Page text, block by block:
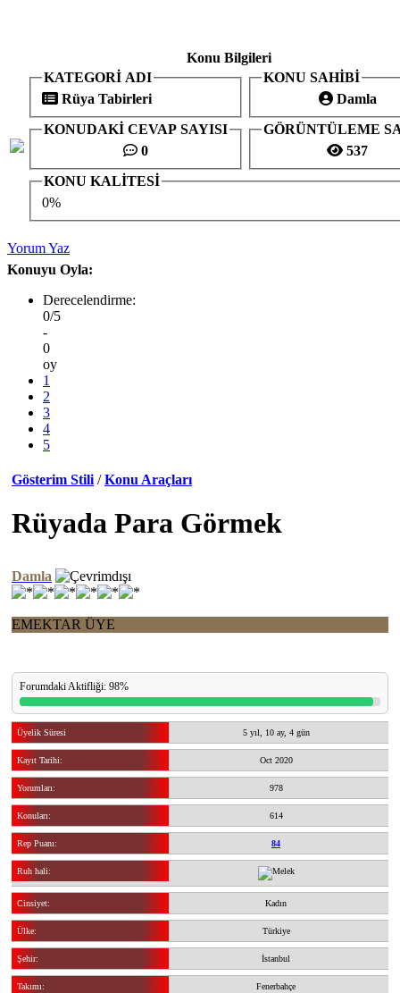
Konu Bilgileri
KATEGORİ ADI
Rüya Tabirleri
KONU SAHİBİ
Damla
KONUDAKİ CEVAP SAYISI
0
GÖRÜNTÜLEME
537
KONU KALİTESİ
0%
Yorum Yaz
Konuyu Oyla:
Derecelendirme:
0/5
-
0
oy
1
2
3
4
5
Gösterim Stili / Konu Araçları
Rüyada Para Görmek
Damla
EMEKTAR ÜYE
Forumdaki Aktifliği: 98%
Üyelik Süresi 5 yıl, 10 ay, 4 gün
Kayıt Tarihi: Oct 2020
Yorumları: 978
Konuları: 614
Rep Puanı: 84
Ruh hali:
Cinsiyet: Kadın
Ülke: Türkiye
Şehir: İstanbul
Takımı: Fenerbahçe